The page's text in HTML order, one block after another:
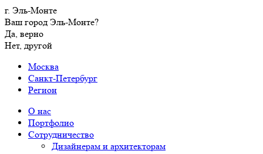
г. Эль-Монте
Ваш город Эль-Монте?
Да, верно
Нет, другой
Москва
Санкт-Петербург
Регион
О нас
Портфолио
Сотрудничество
Дизайнерам и архитекторам